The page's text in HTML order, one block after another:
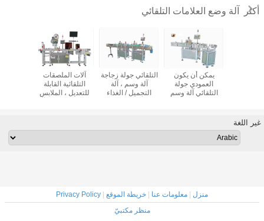
أكثر آلة وضع العلامات التلقائي
آلات الملصقات
التلقائية القابلة
للتعديل ، الملابس
التلقائي جولة زجاجة
آلة وسم ، آلة
التجميل / الغذاء
يمكن أن يكون
العمودي جولة
التلقائي آلة وسم
غير اللغة
منزل | معلومات عنا | خريطة الموقع |
Privacy Policy
منظر مكتبيّ